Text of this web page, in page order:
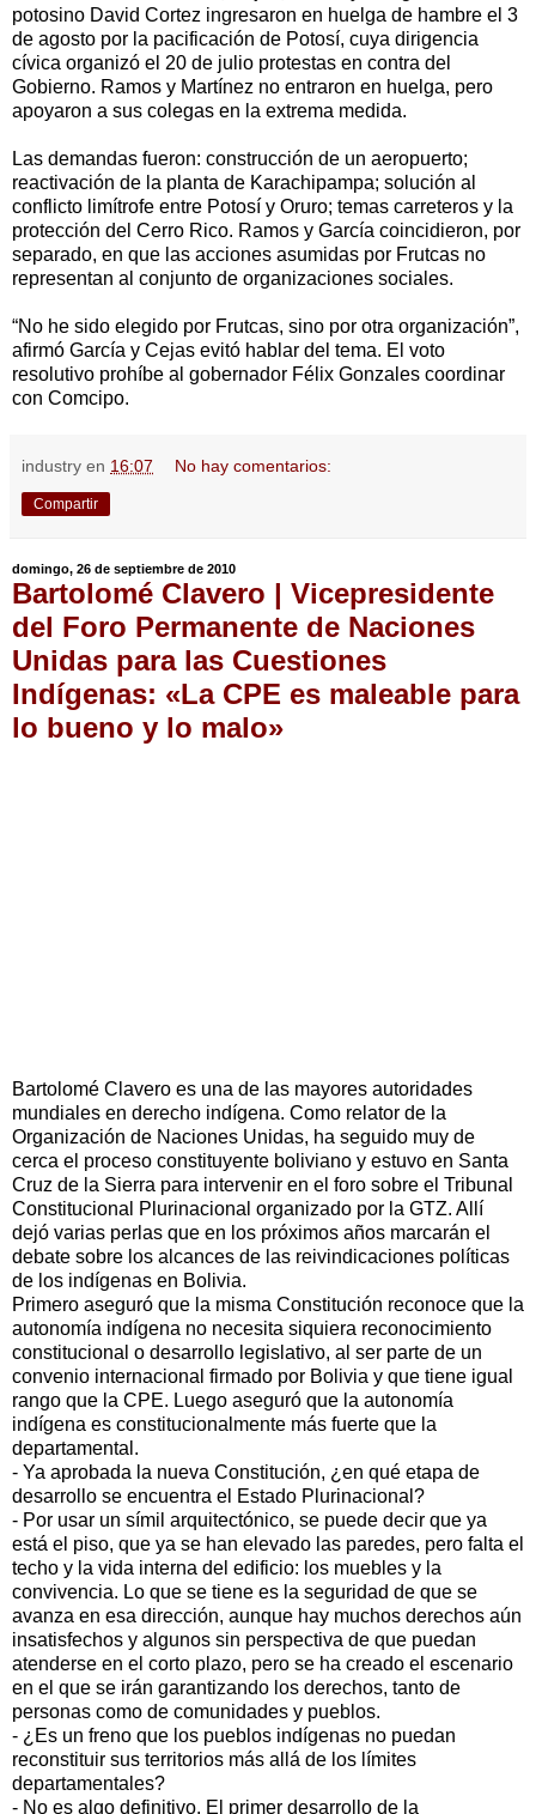
potosino David Cortez ingresaron en huelga de hambre el 3
de agosto por la pacificación de Potosí, cuya dirigencia
cívica organizó el 20 de julio protestas en contra del
Gobierno. Ramos y Martínez no entraron en huelga, pero
apoyaron a sus colegas en la extrema medida.
Las demandas fueron: construcción de un aeropuerto;
reactivación de la planta de Karachipampa; solución al
conflicto limítrofe entre Potosí y Oruro; temas carreteros y la
protección del Cerro Rico. Ramos y García coincidieron, por
separado, en que las acciones asumidas por Frutcas no
representan al conjunto de organizaciones sociales.
“No he sido elegido por Frutcas, sino por otra organización”,
afirmó García y Cejas evitó hablar del tema. El voto
resolutivo prohíbe al gobernador Félix Gonzales coordinar
con Comcipo.
industry en 16:07 No hay comentarios:
Compartir
domingo, 26 de septiembre de 2010
Bartolomé Clavero | Vicepresidente
del Foro Permanente de Naciones
Unidas para las Cuestiones
Indígenas: «La CPE es maleable para
lo bueno y lo malo»
Bartolomé Clavero es una de las mayores autoridades
mundiales en derecho indígena. Como relator de la
Organización de Naciones Unidas, ha seguido muy de
cerca el proceso constituyente boliviano y estuvo en Santa
Cruz de la Sierra para intervenir en el foro sobre el Tribunal
Constitucional Plurinacional organizado por la GTZ. Allí
dejó varias perlas que en los próximos años marcarán el
debate sobre los alcances de las reivindicaciones políticas
de los indígenas en Bolivia.
Primero aseguró que la misma Constitución reconoce que la
autonomía indígena no necesita siquiera reconocimiento
constitucional o desarrollo legislativo, al ser parte de un
convenio internacional firmado por Bolivia y que tiene igual
rango que la CPE. Luego aseguró que la autonomía
indígena es constitucionalmente más fuerte que la
departamental.
- Ya aprobada la nueva Constitución, ¿en qué etapa de
desarrollo se encuentra el Estado Plurinacional?
- Por usar un símil arquitectónico, se puede decir que ya
está el piso, que ya se han elevado las paredes, pero falta el
techo y la vida interna del edificio: los muebles y la
convivencia. Lo que se tiene es la seguridad de que se
avanza en esa dirección, aunque hay muchos derechos aún
insatisfechos y algunos sin perspectiva de que puedan
atenderse en el corto plazo, pero se ha creado el escenario
en el que se irán garantizando los derechos, tanto de
personas como de comunidades y pueblos.
- ¿Es un freno que los pueblos indígenas no puedan
reconstituir sus territorios más allá de los límites
departamentales?
- No es algo definitivo. El primer desarrollo de la